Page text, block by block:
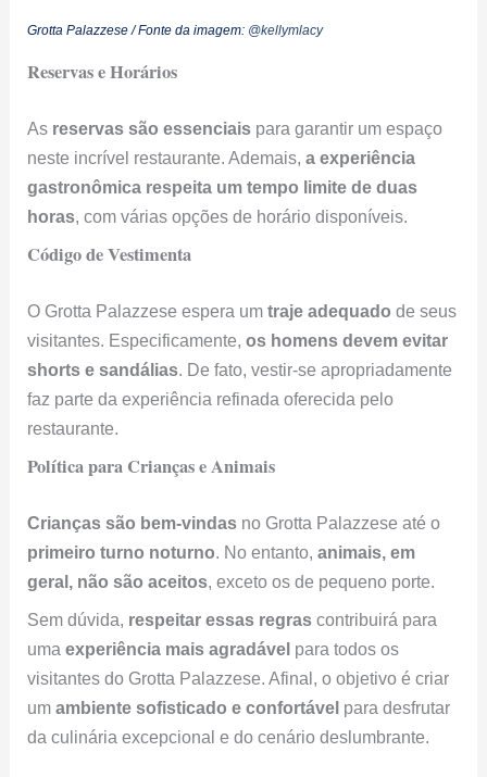
O Grotta Palazzese espera umtraje adequado
visitantes. Especificamente,
faz parte da experiência refinada oferecida pelo
restaurante.
Política para Crianças e Animais
Crianças são bem-vindas
geral, não são aceitos, exceto os de pequeno porte.
Sem dúvida,respeitar essas regrascontribuirá para
umaexperiência mais agradávelpara todos os
visitantes do Grotta Palazzese. Afinal, o objetivo é criar
umambiente sofisticado e confortável
da culinária excepcional e do cenário deslumbrante.